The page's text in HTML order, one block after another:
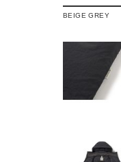
BEIGE GREY